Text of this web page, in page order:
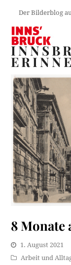
Der Bilderblog
8 Monate
1. August 2021
Arbeit und